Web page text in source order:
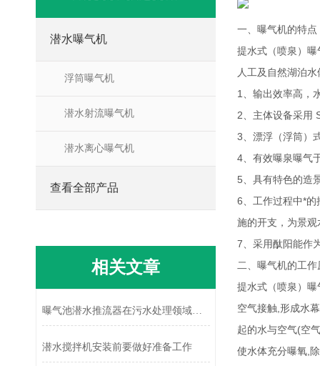
一、曝气机的特点
提水式（喷泉）
人工及自然湖泊
1、输出效率高，
2、主体设备采用
3、漂浮（浮筒）
4、有效曝泉曝气
5、具有特色的造
6、工作过程中*
施的开支，为景
7、采用酞阳能作
二、曝气机的工作
提水式（喷泉）
空气接触,形成水
起的水与空气(空
使水体充分曝氧,
潜水曝气机
浮筒曝气机
潜水射流曝气机
潜水离心曝气机
查看全部产品
相关文章
曝气池潜水推流器在污水处理领域具有广泛的应用
潜水搅拌机安装前要做好准备工作